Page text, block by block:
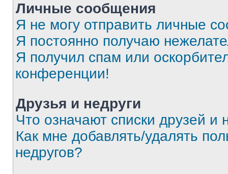
Личные сообщения
Я не могу отправить личные
Я постоянно получаю
Я получил спам или
конференции!
Друзья и недруги
Что означают списки друзей и
Как мне добавлять/удалять
недругов?